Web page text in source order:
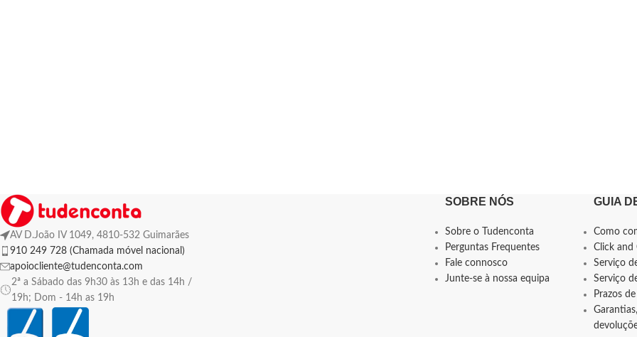
AV D.João IV 1049, 4810-532 Guimarães
910 249 728 (Chamada móvel nacional)
apoiocliente@tudenconta.com
2ª a Sábado das 9h30 às 13h e das 14h /
19h; Dom - 14h as 19h
SOBRE NÓS
Sobre o Tudenconta
Perguntas Frequentes
Fale connosco
Junte-se à nossa equipa
GUIA
Como
Click and
Serviço
Serviço
Prazos